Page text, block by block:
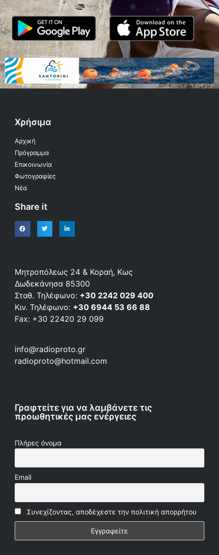
Χρήσιμα
Αρχική
Πρόγραμμα
Επικοινωνία
Φωτογραφίες
Νέα
Share it
Μητροπόλεως 24 & Κοραή, Κως
Δωδεκάνησα 85300
Σταθ. Τηλέφωνο: +30 2242 029 400
Κιν. Τηλέφωνο: +30 6944 53 66 88
Fax: +30 22420 29 099
info@radioproto.gr
radioproto@hotmail.com
Γραφτείτε για να λαμβάνετε τις
προωθητικές μας ενέργειες
Πλήρες όνομα
Email
Συνεχίζοντας, αποδέχεστε την πολιτική απορρήτου